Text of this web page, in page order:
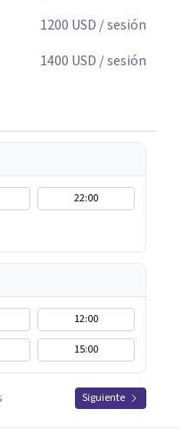
1200 USD / sesión
1400 USD / sesión
22:00
12:00
15:00
Siguiente